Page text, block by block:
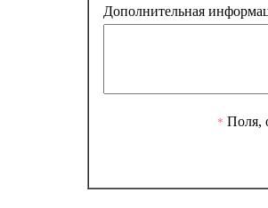
Дополнительная
* Поля,